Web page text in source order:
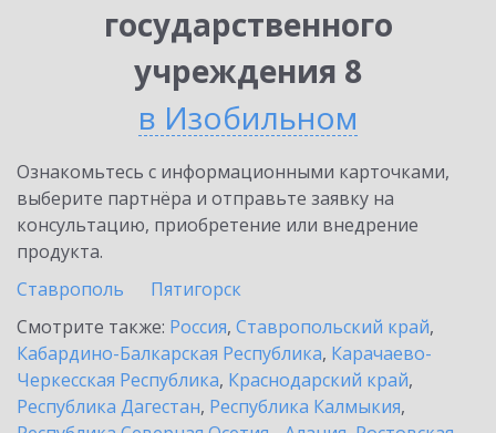
государственного
учреждения 8
в Изобильном
Ознакомьтесь с информационными карточками,
выберите партнёра и отправьте заявку на
консультацию, приобретение или внедрение
продукта.
Ставрополь
Пятигорск
Смотрите также: Россия, Ставропольский край,
Кабардино-Балкарская Республика, Карачаево-
Черкесская Республика, Краснодарский край,
Республика Дагестан, Республика Калмыкия,